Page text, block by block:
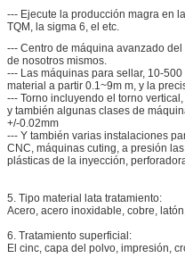
--- Ejecute la producción magra en
TQM, la sigma 6, el etc.
--- Centro de máquina avanzado
de nosotros mismos.
--- Las máquinas para sellar, 10-
material a partir 0.1~9m m, y la
--- Torno incluyendo el torno
y también algunas clases de
+/-0.02mm
--- Y también varias instalaciones
CNC, máquinas cuting, a presión
plásticas de la inyección,
5. Tipo material lata tratamiento:
Acero, acero inoxidable, cobre,
6. Tratamiento superficial:
El cinc, capa del polvo, impresión,